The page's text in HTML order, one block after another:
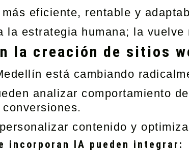
eficiente, rentable y
la estrategia humana; la
la creación de sitios
está cambiando
analizar comportamiento
contenido y
incorporan IA pueden integrar: